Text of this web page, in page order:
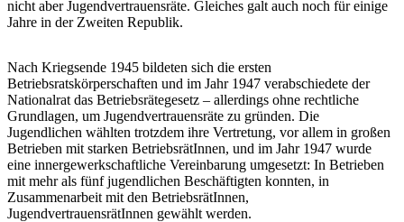
nicht aber Jugendvertrauensräte. Gleiches galt auch noch für einige
Jahre in der Zweiten Republik.
Nach Kriegsende 1945 bildeten sich die ersten
Betriebsratskörperschaften und im Jahr 1947 verabschiedete der
Nationalrat das Betriebsrätegesetz – allerdings ohne rechtliche
Grundlagen, um Jugendvertrauensräte zu gründen. Die
Jugendlichen wählten trotzdem ihre Vertretung, vor allem in großen
Betrieben mit starken BetriebsrätInnen, und im Jahr 1947 wurde
eine innergewerkschaftliche Vereinbarung umgesetzt: In Betrieben
mit mehr als fünf jugendlichen Beschäftigten konnten, in
Zusammenarbeit mit den BetriebsrätInnen,
JugendvertrauensrätInnen gewählt werden.